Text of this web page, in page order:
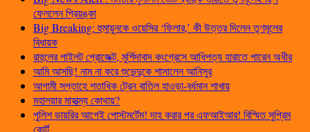
ফেললেন প্রিয়ঙ্কা
Big Breaking: হুমায়ুনকে ওয়েসির ‘ফিলার,’ কী উত্তর দিলেন তৃণমূলের
বিধায়ক
রাহুলের পাইলট প্রোজেক্ট, মুর্শিদাবাদ কংগ্রেসে আধিপত্য হারাতে পারেন অধীর
আমি আসছি! নাম না করে শুভেন্দুকে শাসালেন আনিসুর
আগামী সপ্তাহে শতাধিক ট্রেন বাতিল হাওড়া-বর্ধমান শাখায়
মহালয়ার মাহাত্ম্য কোথায়?
পুলিশ ডায়রির আগেই পোস্টমর্টেম! দাহ করার পর এফআইআর! বিস্মিত সুপ্রিম
কোর্ট